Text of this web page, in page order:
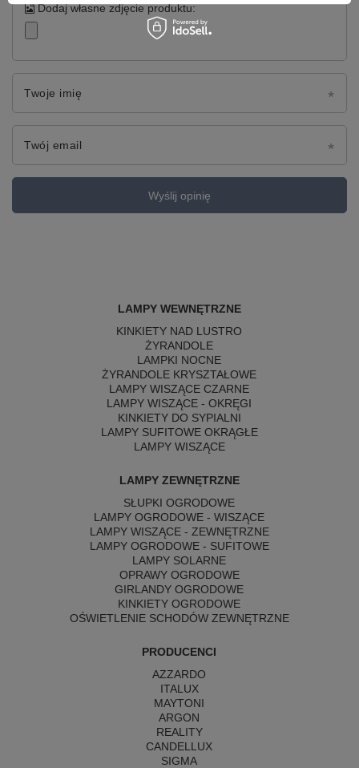
Dodaj własne zdjęcie produktu:
Twoje imię
Twój email
Wyślij opinię
LAMPY WEWNĘTRZNE
KINKIETY NAD LUSTRO
ŻYRANDOLE
LAMPKI NOCNE
ŻYRANDOLE KRYSZTAŁOWE
LAMPY WISZĄCE CZARNE
LAMPY WISZĄCE - OKRĘGI
KINKIETY DO SYPIALNI
LAMPY SUFITOWE OKRĄGŁE
LAMPY WISZĄCE
LAMPY ZEWNĘTRZNE
SŁUPKI OGRODOWE
LAMPY OGRODOWE - WISZĄCE
LAMPY WISZĄCE - ZEWNĘTRZNE
LAMPY OGRODOWE - SUFITOWE
LAMPY SOLARNE
OPRAWY OGRODOWE
GIRLANDY OGRODOWE
KINKIETY OGRODOWE
OŚWIETLENIE SCHODÓW ZEWNĘTRZNE
PRODUCENCI
AZZARDO
ITALUX
MAYTONI
ARGON
REALITY
CANDELLUX
SIGMA